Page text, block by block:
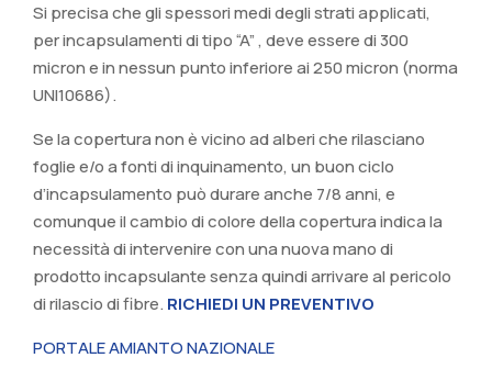
Si precisa che gli spessori medi degli strati applicati,
per incapsulamenti di tipo “A” , deve essere di 300
micron e in nessun punto inferiore ai 250 micron (norma
UNI10686).
Se la copertura non è vicino ad alberi che rilasciano
foglie e/o a fonti di inquinamento, un buon ciclo
d’incapsulamento può durare anche 7/8 anni, e
comunque il cambio di colore della copertura indica la
necessità di intervenire con una nuova mano di
prodotto incapsulante senza quindi arrivare al pericolo
di rilascio di fibre. RICHIEDI UN PREVENTIVO
PORTALE AMIANTO NAZIONALE